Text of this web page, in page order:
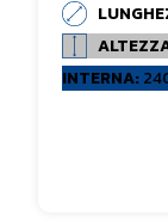
INTERNA: